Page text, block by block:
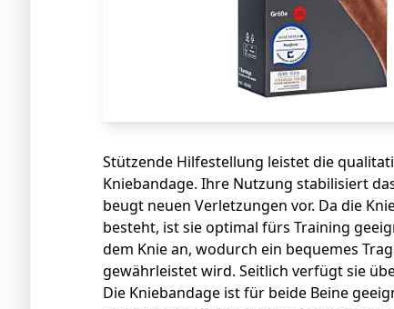
Stützende Hilfestellung leistet die
Kniebandage. Ihre Nutzung stabilisiert
beugt neuen Verletzungen vor. Da die
besteht, ist sie optimal fürs Training
dem Knie an, wodurch ein bequemes
gewährleistet wird. Seitlich verfügt sie
Die Kniebandage ist für beide Beine